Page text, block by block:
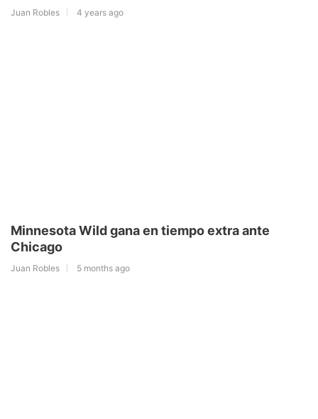
Juan Robles 4 years ago
Minnesota Wild gana en tiempo extra ante
Chicago
Juan Robles 5 months ago